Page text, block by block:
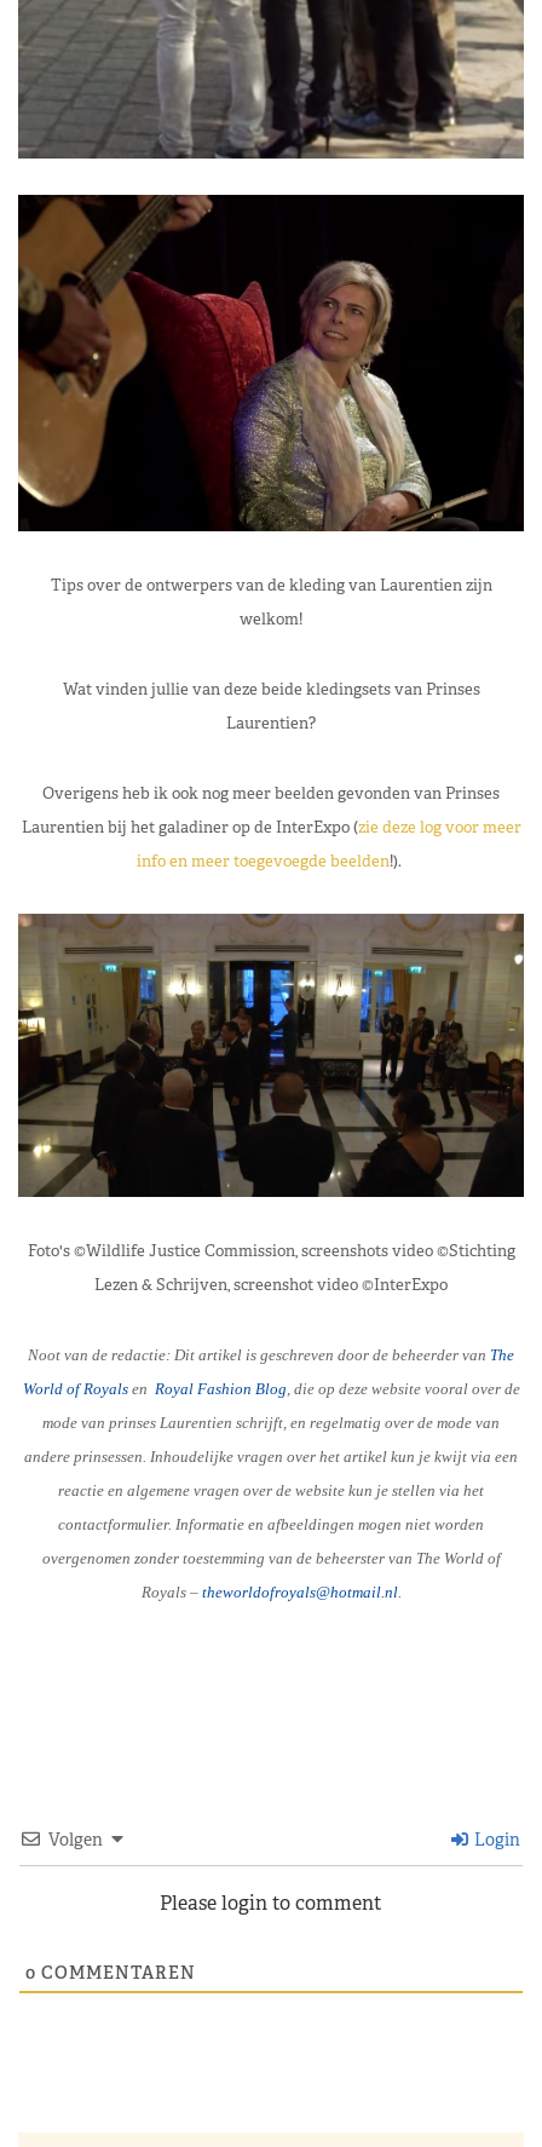
Tips over de ontwerpers van de kleding van Laurentien zijn
welkom!
Wat vinden jullie van deze beide kledingsets van Prinses
Laurentien?
Overigens heb ik ook nog meer beelden gevonden van Prinses
Laurentien bij het galadiner op de InterExpo (zie deze log voor meer
info en meer toegevoegde beelden!).
Foto's ©Wildlife Justice Commission, screenshots video ©Stichting
Lezen & Schrijven, screenshot video ©InterExpo
Noot van de redactie: Dit artikel is geschreven door de beheerder van The
World of Royalsen Royal Fashion Blog, die op deze website vooral over de
mode van prinses Laurentien schrijft, en regelmatig over de mode van
andere prinsessen. Inhoudelijke vragen over het artikel kun je kwijt via een
reactie en algemene vragen over de website kun je stellen via het
contactformulier. Informatie en afbeeldingen mogen niet worden
overgenomen zonder toestemming van de beheerster van The World of
Royals – theworldofroyals@hotmail.nl.
Volgen Login
Please login to comment
0 COMMENTAREN